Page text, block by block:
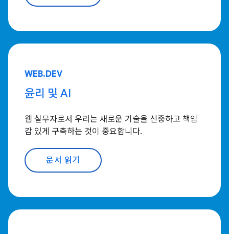
WEB.DEV
윤리 및 AI
웹 실무자로서 우리는 새로운 기술을 신중하고 책임
감 있게 구축하는 것이 중요합니다.
문서 읽기